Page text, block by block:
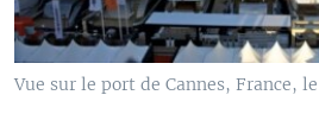
Vue sur le port de Cannes, France,